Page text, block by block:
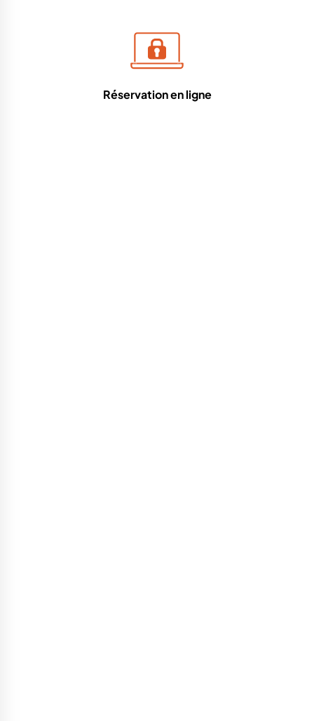
Réservation en ligne